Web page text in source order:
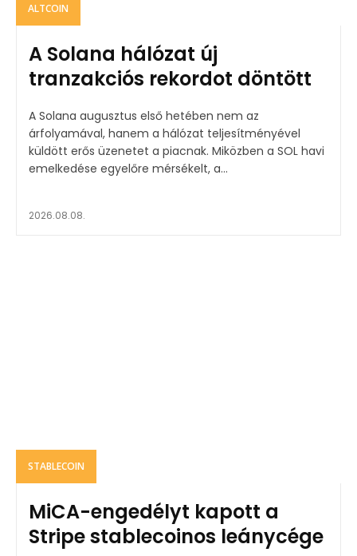
ALTCOIN
A Solana hálózat új
tranzakciós rekordot döntött
A Solana augusztus első hetében nem az
árfolyamával, hanem a hálózat teljesítményével
küldött erős üzenetet a piacnak. Miközben a SOL havi
emelkedése egyelőre mérsékelt, a...
2026.08.08.
STABLECOIN
MiCA-engedélyt kapott a
Stripe stablecoinos leánycége